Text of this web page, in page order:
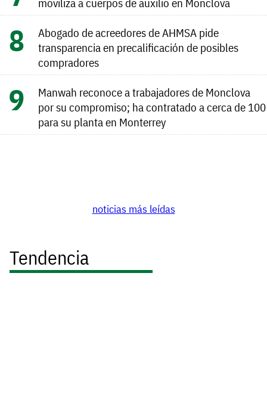
Abogado de acreedores de AHMSA pide
transparencia en precalificación de posibles
compradores
Manwah reconoce a trabajadores de Monclova
por su compromiso; ha contratado a cerca de 100
para su planta en Monterrey
noticias más leídas
Tendencia